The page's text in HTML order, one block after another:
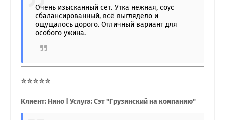
Очень изысканный сет. Утка нежная, соус
сбалансированный, всё выглядело и
ощущалось дорого. Отличный вариант для
особого ужина.
⭐⭐⭐⭐⭐
Клиент: Нино | Услуга: Сэт "Грузинский на компанию"